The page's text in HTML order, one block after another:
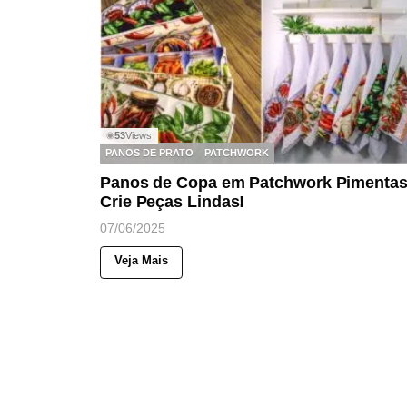
◉53Views
PANOS DE PRATO
PATCHWORK
Panos de Copa em Patchwork
Crie Peças Lindas!
07/06/2025
Veja Mais